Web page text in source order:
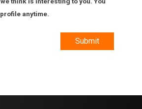
anytime.
Submit